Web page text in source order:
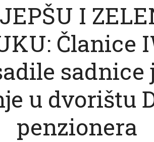
I
Članice
sadnice
u dvorištu
penzionera